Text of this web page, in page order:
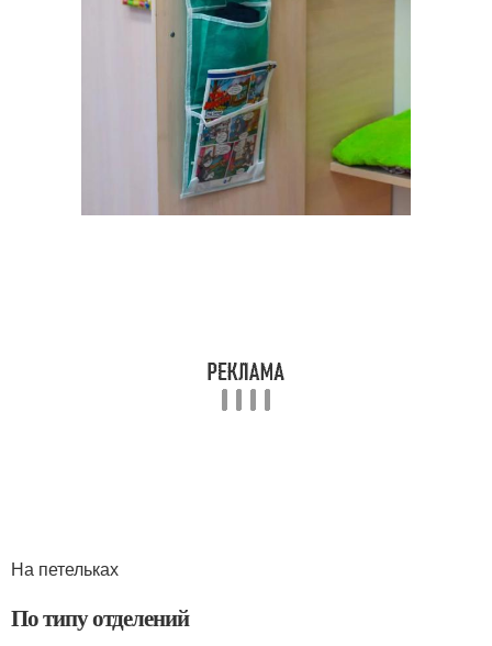
На петельках
По типу отделений